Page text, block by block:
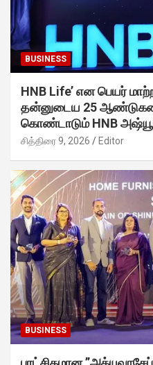
BUSINESS
HNB Life’ என பெயர்
தன்னுடைய 25
கொண்டாடும் HNB
சித்திரை 9, 2026 Editor
BUSINESS